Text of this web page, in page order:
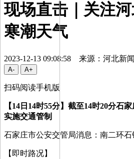
现场直击｜关注河
寒潮天气
2023-12-13 09:08:58 来源：河北新
扫码阅读手机版
【14日14时55分】截至14时20分石
实施交通管制
石家庄市公安交管局消息：南二环石
【即时路况】